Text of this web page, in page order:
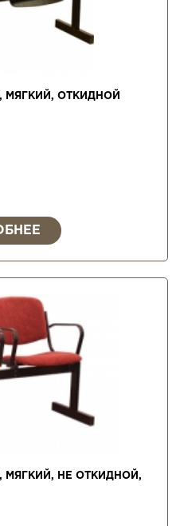
МЯГКИЙ, ОТКИДНОЙ
МЯГКИЙ, НЕ ОТКИДНОЙ,